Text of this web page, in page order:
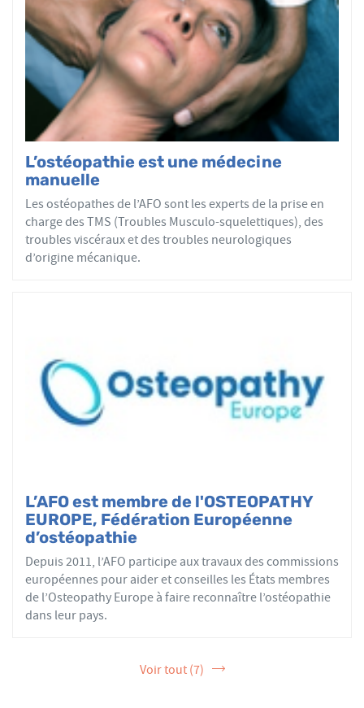
sédentaires, avec des douleurs aiguës ou chroniques,
tous les patients reçoivent un traitement ostéopathique
par mobilisations ou manipulations des sphères
articulaires, viscérales ou crâniennes.
Le réseau AFO garantit une assurance qualité de la
formation et de la pratique de l’ostéopathe rationnelle.
Les adhérents de l’AFO sont agréés par le ministère de la
Santé et sont enregistrés dans l’Annuaire Santé pour
avoir le droit d'user du titre d’ostéopathe et d'exercer les
actes ostéopathiques.
L’ostéopathie est une médecine
manuelle
Les ostéopathes de l’AFO sont les experts de la prise en
charge des TMS (Troubles Musculo-squelettiques), des
troubles viscéraux et des troubles neurologiques
d’origine mécanique.
L’AFO est membre de l'OSTEOPATHY
EUROPE, Fédération Européenne
d’ostéopathie
Depuis 2011, l’AFO participe aux travaux des commissions
européennes pour aider et conseilles les États membres
de l’Osteopathy Europe à faire reconnaître l’ostéopathie
dans leur pays.
Voir tout (7)